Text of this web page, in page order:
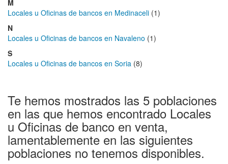
M
Locales u Oficinas de bancos en Medinaceli (1)
N
Locales u Oficinas de bancos en Navaleno (1)
S
Locales u Oficinas de bancos en Soria (8)
Te hemos mostrados las 5 poblaciones
en las que hemos encontrado Locales
u Oficinas de banco en venta,
lamentablemente en las siguientes
poblaciones no tenemos disponibles.